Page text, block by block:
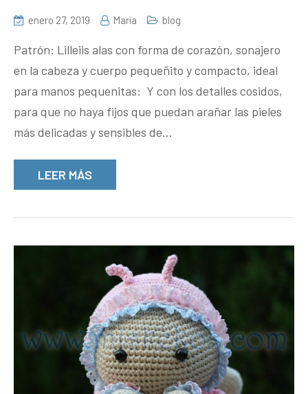
enero 27, 2019 María blog
Patrón: Lilleiis alas con forma de corazón, sonajero
en la cabeza y cuerpo pequeñito y compacto, ideal
para manos pequenitas: Y con los detalles cosidos,
para que no haya fijos que puedan arañar las pieles
más delicadas y sensibles de…
LEER MÁS